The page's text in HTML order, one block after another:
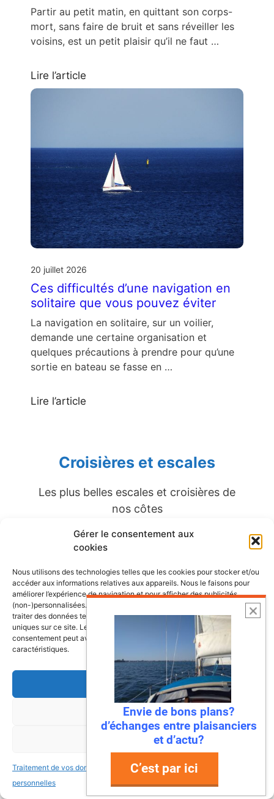
Gérer le consentement aux
cookies
Nous utilisons des technologies telles que les cookies pour stocker et/ou
accéder aux informations relatives aux appareils. Nous le faisons pour
améliorer l’expérience de navigation et pour afficher des publicités
(non-)personnalisées. Consentir à ces technologies nous autorisera à
traiter des données telles que le comportement de navigation ou les ID
uniques sur ce site. Le fait de ne pas consentir ou de retirer son
consentement peut avoir un effet négatif sur certaines fonctonnalités et
caractéristiques.
Accepter
Refuser
Voir les préférences
Traitement de vos données
personnelles
Traitement de vos données
personnelles
Partir au petit matin, en quittant son corps-
mort, sans faire de bruit et sans réveiller les
voisins, est un petit plaisir qu’il ne faut …
Lire l’article
20 juillet 2026
Ces difficultés d’une navigation en
solitaire que vous pouvez éviter
La navigation en solitaire, sur un voilier,
demande une certaine organisation et
quelques précautions à prendre pour qu’une
sortie en bateau se fasse en …
Lire l’article
Croisières et escales
Les plus belles escales et croisières de
nos côtes
Envie de fraicheur ? Larguez les
amarres direction la Normandie
Imaginez : des falaises vertigineuses qui
plongent dans une mer turquoise, des ports
Envie de bons plans?
d’échanges entre plaisanciers
et d’actu?
C’est par ici